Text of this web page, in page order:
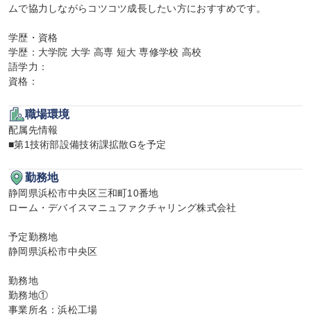
ムで協力しながらコツコツ成長したい方におすすめです。
学歴・資格
学歴：大学院 大学 高専 短大 専修学校 高校
語学力：
資格：
職場環境
配属先情報
■第1技術部設備技術課拡散Gを予定
勤務地
静岡県浜松市中央区三和町10番地
ローム・デバイスマニュファクチャリング株式会社
予定勤務地
静岡県浜松市中央区
勤務地
勤務地①
事業所名：浜松工場